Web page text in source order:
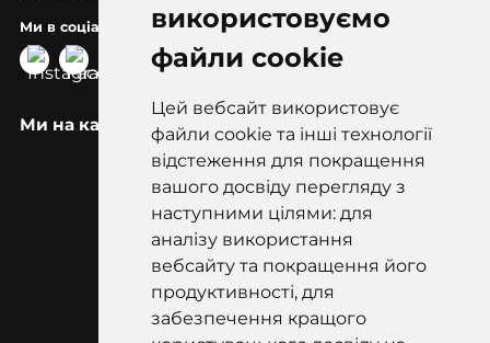
використовуємо
файли cookie
Цей вебсайт використовує
файли cookie та інші технології
відстеження для покращення
вашого досвіду перегляду з
наступними цілями: для
аналізу використання
вебсайту та покращення його
продуктивності, для
забезпечення кращого
Ми в соціальних мережах:
Ми на карті